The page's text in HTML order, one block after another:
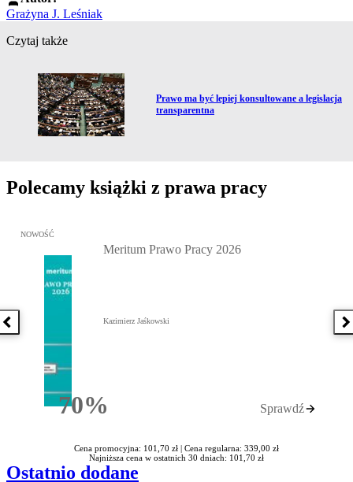
Grażyna J. Leśniak
Czytaj także
Przejdź do artykułu:
Prawo ma być lepiej konsultowane a legislacja
transparentna
Polecamy książki z prawa pracy
Poprzednia książka
Przejdź do: Meritum Prawo Pracy 2026, Kazimierz Jaśkowski -
NOWOŚĆ
70%Rabatu
Meritum Prawo Pracy 2026
Kazimierz Jaśkowski
Sprawdź
Cena promocyjna: 101,70 zł | Cena regularna: 339,00 zł
Najniższa cena w ostatnich 30 dniach: 101,70 zł
Ostatnio dodane